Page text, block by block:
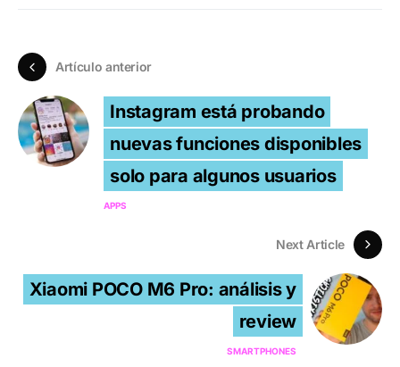
Artículo anterior
Instagram está probando
nuevas funciones disponibles
solo para algunos usuarios
APPS
Next Article
Xiaomi POCO M6 Pro: análisis y
review
SMARTPHONES